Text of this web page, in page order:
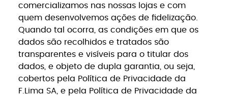
comercializamos nas nossas lojas e com
quem desenvolvemos ações de fidelização.
Quando tal ocorra, as condições em que os
dados são recolhidos e tratados são
transparentes e visíveis para o titular dos
dados, e objeto de dupla garantia, ou seja,
cobertos pela Política de Privacidade da
F.Lima SA, e pela Política de Privacidade da